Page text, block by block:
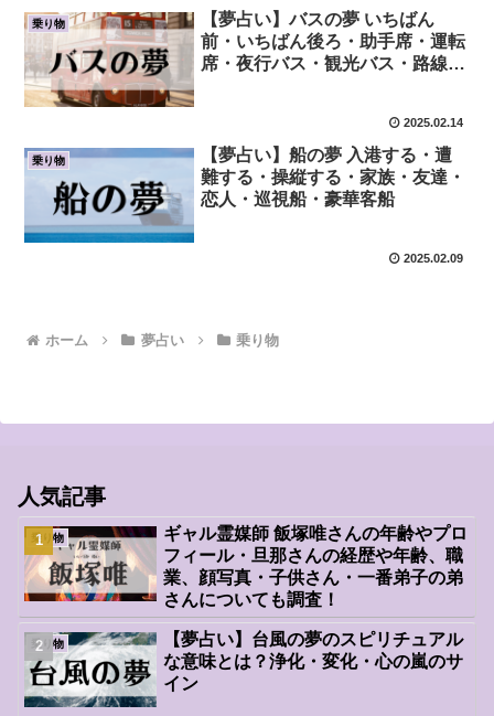
乗り物
【夢占い】バスの夢 いちばん
前・いちばん後ろ・助手席・運転
席・夜行バス・観光バス・路線バ
2025.02.14
乗り物
【夢占い】船の夢 入港する・遭
難する・操縦する・家族・友達・
恋人・巡視船・豪華客船
2025.02.09
ホーム 夢占い 乗り物
人気記事
乗り物
ギャル霊媒師 飯塚唯さんの年齢やプロ
フィール・旦那さんの経歴や年齢、職
業、顔写真・子供さん・一番弟子の弟
さんについても調査！
乗り物
【夢占い】台風の夢のスピリチュアル
な意味とは？浄化・変化・心の嵐のサ
イン